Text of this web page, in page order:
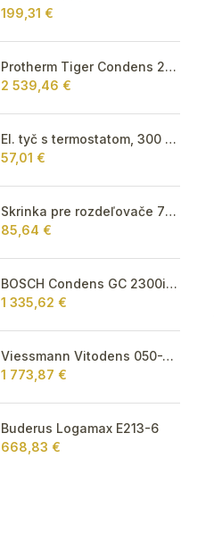
199,31 €
Protherm Tiger Condens 20/26 KKZ 42 + smart regulátor
2 539,46 €
El. tyč s termostatom, 300 W - biela
57,01 €
Skrinka pre rozdeľovače 795 mm - podomietková
85,64 €
BOSCH Condens GC 2300i W 22/25 C + CR 120
1 335,62 €
Viessmann Vitodens 050-W, 3,2 - 19 kW, TÚV
1 773,87 €
Buderus Logamax E213-6
668,83 €